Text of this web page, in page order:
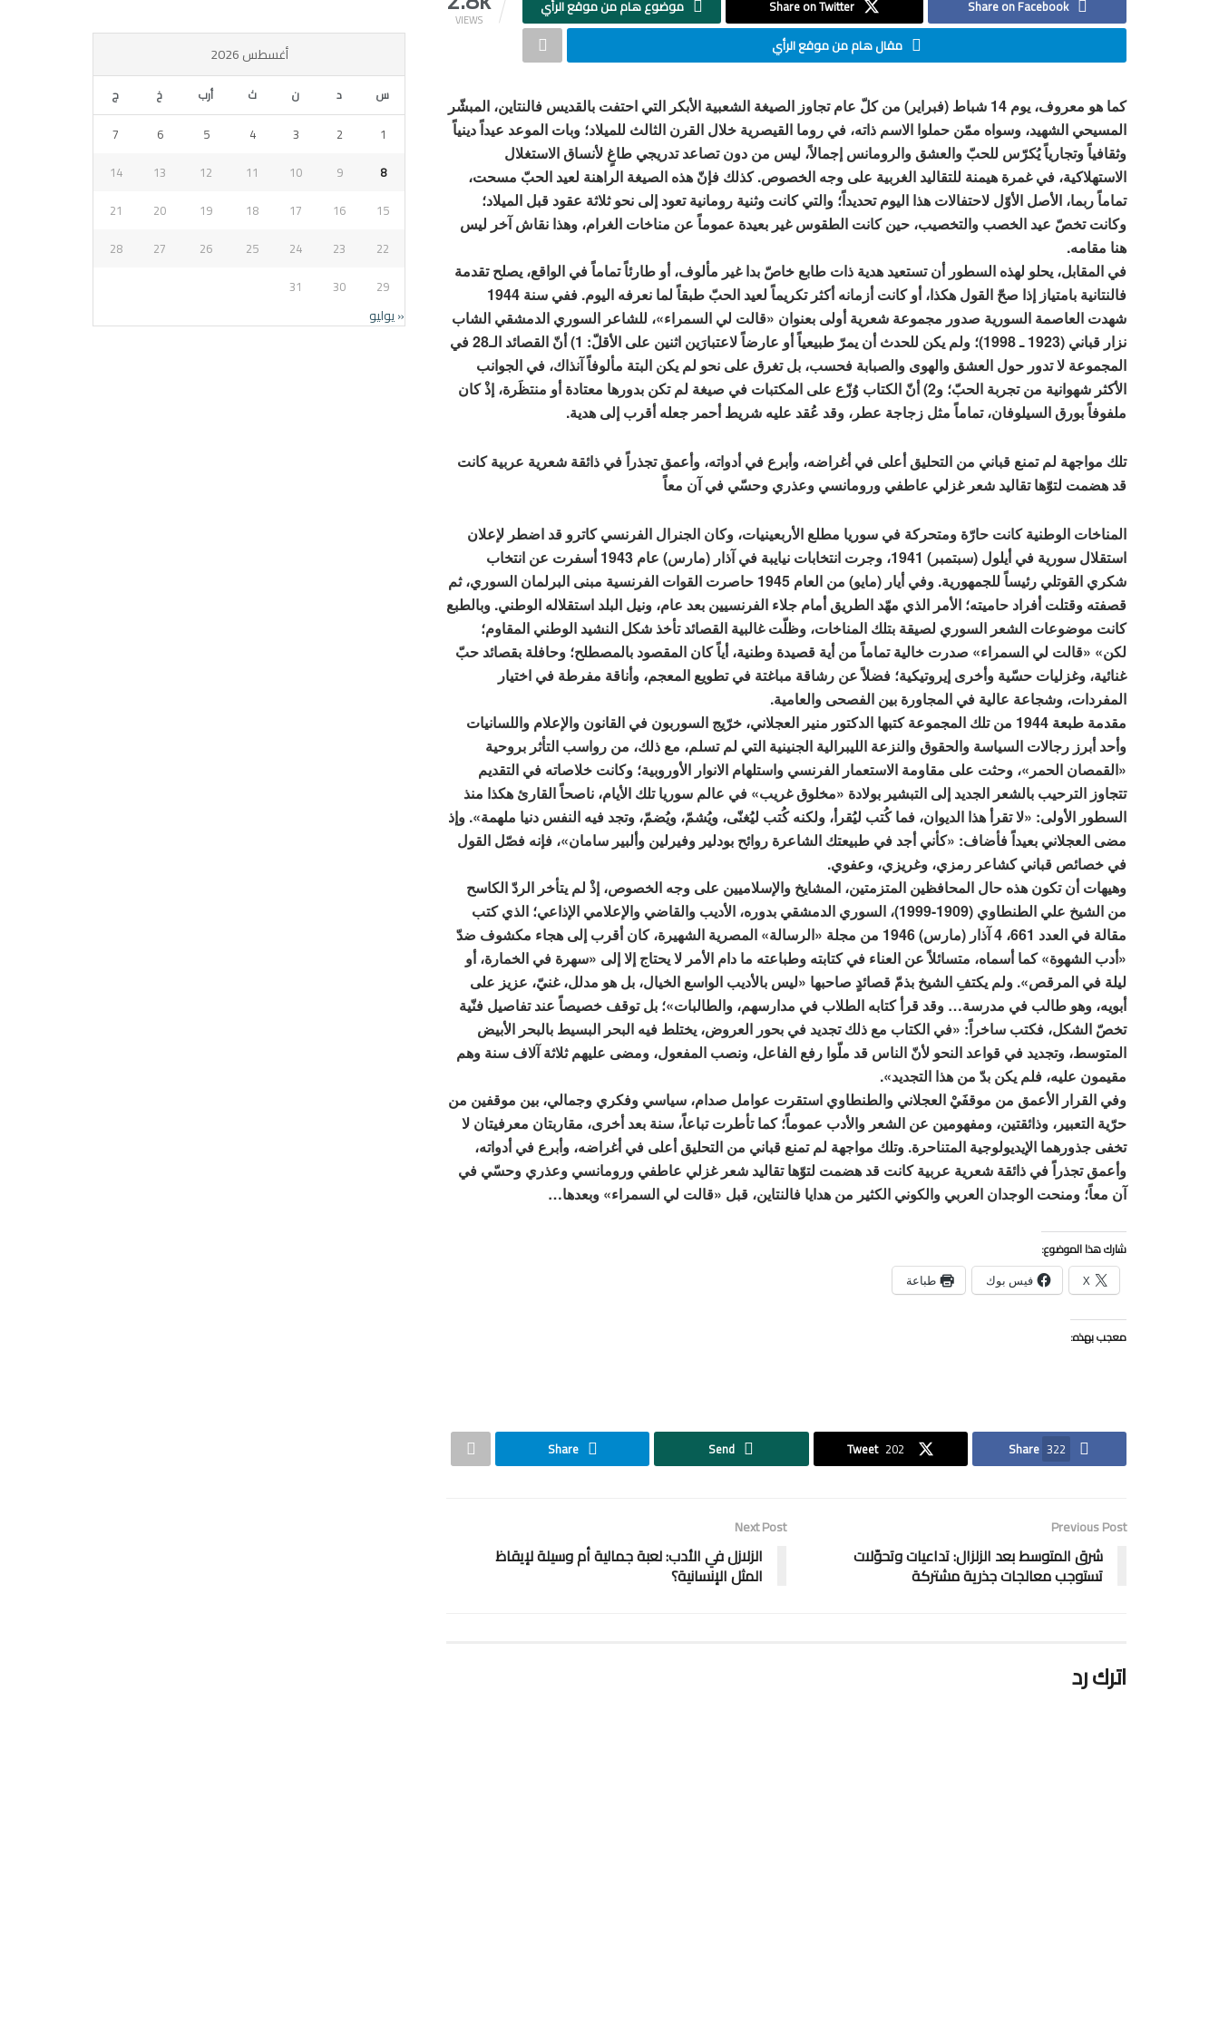
VIEWS
Share on Facebook
Share on Twitter
موضوع هام من موقع الرأي
مقال هام من موقع الرأي
كما هو معروف، يوم 14 شباط (فبراير) من كلّ عام تجاوز الصيغة الشعبية الأبكر التي احتفت بالقديس فالنتاين، المبشّر
المسيحي الشهيد، وسواه ممّن حملوا الاسم ذاته، في روما القيصرية خلال القرن الثالث للميلاد؛ وبات الموعد عيداً دينياً
وثقافياً وتجارياً يُكرّس للحبّ والعشق والرومانس إجمالاً، ليس من دون تصاعد تدريجي طاغٍ لأنساق الاستغلال
الاستهلاكية، في غمرة هيمنة للتقاليد الغربية على وجه الخصوص. كذلك فإنّ هذه الصيغة الراهنة لعيد الحبّ مسحت،
تماماً ربما، الأصل الأوّل لاحتفالات هذا اليوم تحديداً؛ والتي كانت وثنية رومانية تعود إلى نحو ثلاثة عقود قبل الميلاد؛
وكانت تخصّ عيد الخصب والتخصيب، حين كانت الطقوس غير بعيدة عموماً عن مناخات الغرام، وهذا نقاش آخر ليس
هنا مقامه.
في المقابل، يحلو لهذه السطور أن تستعيد هدية ذات طابع خاصّ بدا غير مألوف، أو طارئاً تماماً في الواقع، يصلح تقدمة
فالنتانية بامتياز إذا صحّ القول هكذا، أو كانت أزمانه أكثر تكريماً لعيد الحبّ طبقاً لما نعرفه اليوم. ففي سنة 1944
شهدت العاصمة السورية صدور مجموعة شعرية أولى بعنوان «قالت لي السمراء»، للشاعر السوري الدمشقي الشاب
نزار قباني (1923 ـ 1998)؛ ولم يكن للحدث أن يمرّ طبيعياً أو عارضاً لاعتبارَين اثنين على الأقلّ: 1) أنّ القصائد الـ28 في
المجموعة لا تدور حول العشق والهوى والصبابة فحسب، بل تغرق على نحو لم يكن البتة مألوفاً آنذاك، في الجوانب
الأكثر شهوانية من تجربة الحبّ؛ و2) أنّ الكتاب وُزّع على المكتبات في صيغة لم تكن بدورها معتادة أو منتظَرة، إذْ كان
ملفوفاً بورق السيلوفان، تماماً مثل زجاجة عطر، وقد عُقد عليه شريط أحمر جعله أقرب إلى هدية.
تلك مواجهة لم تمنع قباني من التحليق أعلى في أغراضه، وأبرع في أدواته، وأعمق تجذراً في ذائقة شعرية عربية كانت
قد هضمت لتوّها تقاليد شعر غزلي عاطفي ورومانسي وعذري وحسّي في آن معاً
المناخات الوطنية كانت حارّة ومتحركة في سوريا مطلع الأربعينيات، وكان الجنرال الفرنسي كاترو قد اضطر لإعلان
استقلال سورية في أيلول (سبتمبر) 1941، وجرت انتخابات نيايبة في آذار (مارس) عام 1943 أسفرت عن انتخاب
شكري القوتلي رئيساً للجمهورية. وفي أيار (مايو) من العام 1945 حاصرت القوات الفرنسية مبنى البرلمان السوري، ثم
قصفته وقتلت أفراد حاميته؛ الأمر الذي مهّد الطريق أمام جلاء الفرنسيين بعد عام، ونيل البلد استقلاله الوطني. وبالطبع
كانت موضوعات الشعر السوري لصيقة بتلك المناخات، وظلّت غالبية القصائد تأخذ شكل النشيد الوطني المقاوم؛
لكن» «قالت لي السمراء» صدرت خالية تماماً من أية قصيدة وطنية، أياً كان المقصود بالمصطلح؛ وحافلة بقصائد حبّ
غنائية، وغزليات حسّية وأخرى إيروتيكية؛ فضلاً عن رشاقة مباغتة في تطويع المعجم، وأناقة مفرطة في اختيار
المفردات، وشجاعة عالية في المجاورة بين الفصحى والعامية.
مقدمة طبعة 1944 من تلك المجموعة كتبها الدكتور منير العجلاني، خرّيج السوربون في القانون والإعلام واللسانيات
وأحد أبرز رجالات السياسة والحقوق والنزعة الليبرالية الجنينية التي لم تسلم، مع ذلك، من رواسب التأثر بروحية
«القمصان الحمر»، وحثت على مقاومة الاستعمار الفرنسي واستلهام الانوار الأوروبية؛ وكانت خلاصاته في التقديم
تتجاوز الترحيب بالشعر الجديد إلى التبشير بولادة «مخلوق غريب» في عالم سوريا تلك الأيام، ناصحاً القارئ هكذا منذ
السطور الأولى: «لا تقرأ هذا الديوان، فما كُتب ليُقرأ، ولكنه كُتب ليُغنّى، ويُشمّ، ويُضمّ، وتجد فيه النفس دنيا ملهمة». وإذ
مضى العجلاني بعيداً فأضاف: «كأني أجد في طبيعتك الشاعرة روائح بودلير وفيرلين وألبير سامان»، فإنه فصّل القول
في خصائص قباني كشاعر رمزي، وغريزي، وعفوي.
وهيهات أن تكون هذه حال المحافظين المتزمتين، المشايخ والإسلاميين على وجه الخصوص، إذْ لم يتأخر الردّ الكاسح
من الشيخ علي الطنطاوي (1909-1999)، السوري الدمشقي بدوره، الأديب والقاضي والإعلامي الإذاعي؛ الذي كتب
مقالة في العدد 661، 4 آذار (مارس) 1946 من مجلة «الرسالة» المصرية الشهيرة، كان أقرب إلى هجاء مكشوف ضدّ
«أدب الشهوة» كما أسماه، متسائلاً عن العناء في كتابته وطباعته ما دام الأمر لا يحتاج إلا إلى «سهرة في الخمارة، أو
ليلة في المرقص». ولم يكتفِ الشيخ بذمّ قصائدٍ صاحبها «ليس بالأديب الواسع الخيال، بل هو مدلل، غنيّ، عزيز على
أبويه، وهو طالب في مدرسة… وقد قرأ كتابه الطلاب في مدارسهم، والطالبات»؛ بل توقف خصيصاً عند تفاصيل فنّية
تخصّ الشكل، فكتب ساخراً: «في الكتاب مع ذلك تجديد في بحور العروض، يختلط فيه البحر البسيط بالبحر الأبيض
المتوسط، وتجديد في قواعد النحو لأنّ الناس قد ملّوا رفع الفاعل، ونصب المفعول، ومضى عليهم ثلاثة آلاف سنة وهم
مقيمون عليه، فلم يكن بدّ من هذا التجديد».
وفي القرار الأعمق من موقفَيْ العجلاني والطنطاوي استقرت عوامل صدام، سياسي وفكري وجمالي، بين موقفين من
حرّية التعبير، وذائقتين، ومفهومين عن الشعر والأدب عموماً؛ كما تأطرت تباعاً، سنة بعد أخرى، مقاربتان معرفيتان لا
تخفى جذورهما الإيديولوجية المتناحرة. وتلك مواجهة لم تمنع قباني من التحليق أعلى في أغراضه، وأبرع في أدواته،
وأعمق تجذراً في ذائقة شعرية عربية كانت قد هضمت لتوّها تقاليد شعر غزلي عاطفي ورومانسي وعذري وحسّي في
آن معاً؛ ومنحت الوجدان العربي والكوني الكثير من هدايا فالنتاين، قبل «قالت لي السمراء» وبعدها…
شارك هذا الموضوع:
X فيس بوك طباعة
معجب بهذه:
Share 322
Tweet 202
Send
Share
Previous Post
شرق المتوسط بعد الزلزال: تداعيات وتحوّلات
تستوجب معالجات جذرية مشتركة
Next Post
الزلازل في الأدب: لعبة جمالية أم وسيلة لإيقاظ
المثل الإنسانية؟
اترك رد
أغسطس 2026
س د ن ث أرب خ ج
1
2
3
4
5
6
7
8
9
10
11
12
13
14
15
16
17
18
19
20
21
22
23
24
25
26
27
28
29
30
31
« يوليو